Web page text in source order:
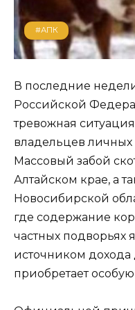
#АПК
В последние
Российской
тревожная
владельцев личных
Массовый забой
Алтайском крае, а
Новосибирской
где содержание
частных подворьях
источником дохода
приобретает особую